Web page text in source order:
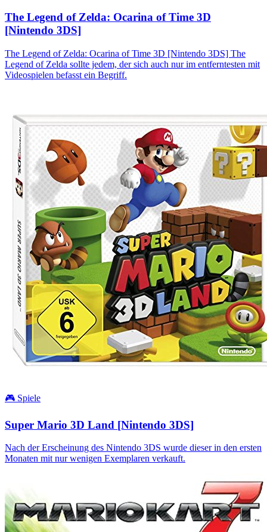
The Legend of Zelda: Ocarina of Time 3D
[Nintendo 3DS]
The Legend of Zelda: Ocarina of Time 3D [Nintendo 3DS] The
Legend of Zelda sollte jedem, der sich auch nur im entferntesten mit
Videospielen befasst ein Begriff.
🎮 Spiele
Super Mario 3D Land [Nintendo 3DS]
Nach der Erscheinung des Nintendo 3DS wurde dieser in den ersten
Monaten mit nur wenigen Exemplaren verkauft.